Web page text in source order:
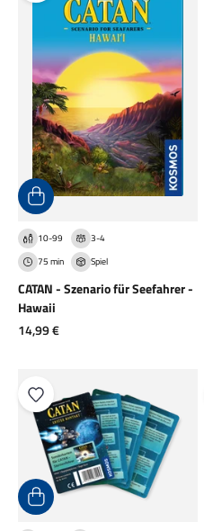
10-99
3-4
75 min
Spiel
CATAN - Szenario für Seefahrer -
Hawaii
Angebot
14,99 €